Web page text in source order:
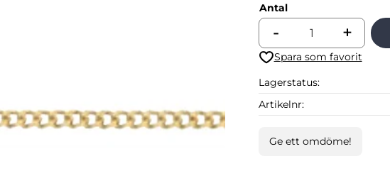
Antal
+
-
Lägg till i favoriter
Lagerstatus
Artikelnr
Ge ett omdöme!